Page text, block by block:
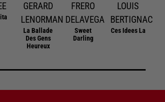
GERARD
LENORMAN
La Ballade
Des Gens
Heureux
FRERO
DELAVEGA
Sweet
Darling
LOUIS
BERTIGNAC
Ces Idees La